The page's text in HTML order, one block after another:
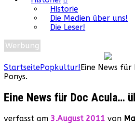
Historie
Die Medien über uns!
Die Leser!
Werbung
StartseitePopkultur!Eine News
Ponys.
Eine News für Doc Acula…
verfasst am 3.August 2011 von